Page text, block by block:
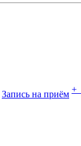
Запись на приём +